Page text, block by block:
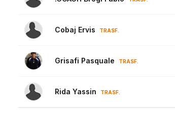
Cobaj Ervis TRASF.
Grisafi Pasquale TRASF.
Rida Yassin TRASF.